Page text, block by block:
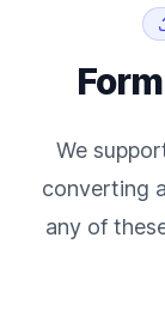
We
converting
any of